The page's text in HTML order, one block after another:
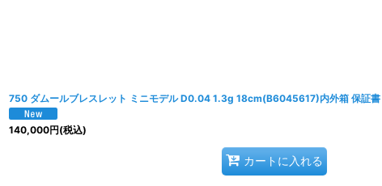
750 ダムールブレスレット ミニモデル D0.04 1.3g 18cm(B6045617)内外箱 保証書
140,000円(税込)
カートに入れる